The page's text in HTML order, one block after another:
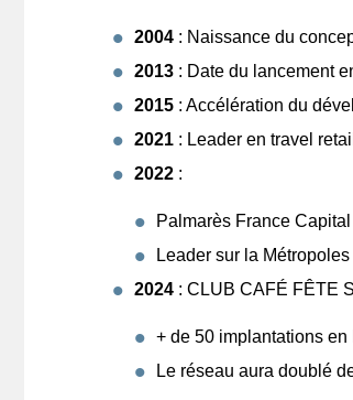
2004 : Naissance du
2013 : Date du lancement
2015 : Accélération du
2021 : Leader en travel
2022 :
Palmarès France
Leader sur la
2024 : CLUB CAFÉ FÊTE
+ de 50 implantations en
Le réseau aura doublé